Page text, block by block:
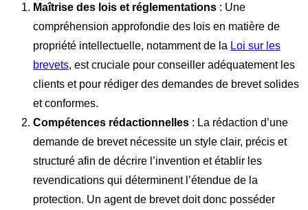
Maîtrise des lois et réglementations : Une
compréhension approfondie des lois en matière de
propriété intellectuelle, notamment de la Loi sur les
brevets, est cruciale pour conseiller adéquatement les
clients et pour rédiger des demandes de brevet solides
et conformes.
Compétences rédactionnelles : La rédaction d’une
demande de brevet nécessite un style clair, précis et
structuré afin de décrire l’invention et établir les
revendications qui déterminent l’étendue de la
protection. Un agent de brevet doit donc posséder